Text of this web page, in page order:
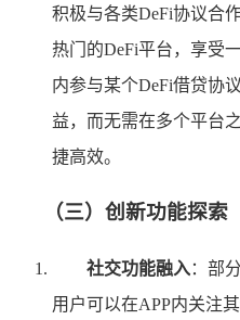
积极与各类DeFi协议合
热门的DeFi平台，享受
内参与某个DeFi借贷协
益，而无需在多个平台
捷高效。
（三）创新功能探索
社交功能融入：部
用户可以在APP内关注